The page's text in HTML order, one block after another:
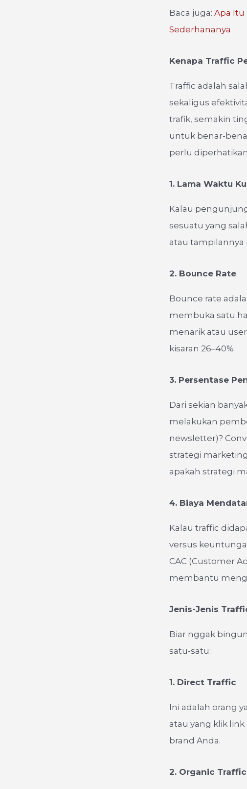
Baca juga: Apa Itu
Sederhananya
Kenapa Traffic
Traffic adalah
sekaligus
trafik, semakin
untuk benar-
perlu
1. Lama Waktu
Kalau
sesuatu yang
atau tampilannya
2. Bounce Rate
Bounce rate
membuka satu
menarik atau
kisaran 26–40%.
3. Persentase
Dari sekian
melakukan
newsletter)?
strategi
apakah strategi
4. Biaya
Kalau traffic
versus
CAC (Customer
membantu
Jenis-Jenis
Biar nggak
satu-satu:
1. Direct Traffic
Ini adalah orang
atau yang klik
brand Anda.
2. Organic Traffic